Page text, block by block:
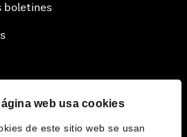
web usa cookies
de este sitio web se usan
boletines